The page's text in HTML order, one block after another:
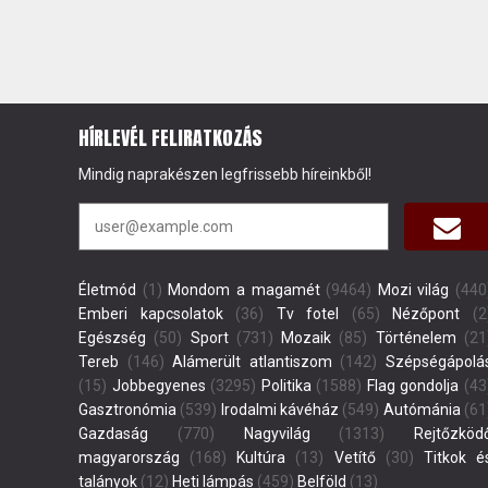
HÍRLEVÉL FELIRATKOZÁS
Mindig naprakészen legfrissebb híreinkből!
Életmód (1) Mondom a magamét(9464) Mozi világ
Emberi kapcsolatok(36) Tv fotel (65) Nézőpont
Egészség (50) Sport(731) Mozaik (85) Történelem
Tereb (146) Alámerült atlantiszom (142)
(15) Jobbegyenes (3295) Politika (1588) Flag gondolja
Gasztronómia (539) Irodalmi kávéház (549) Autómánia
Gazdaság (770) Nagyvilág (1313)
magyarország (168) Kultúra (13) Vetítő(30)
Titkok
talányok (12) Heti lámpás (459) Belföld (13)